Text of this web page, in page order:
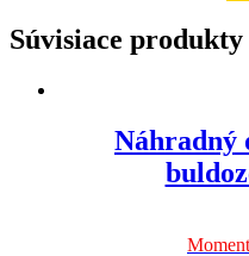
Súvisiace produkty
Náhradný